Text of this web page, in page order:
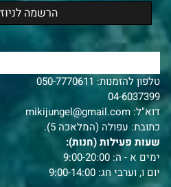
טלפון להזמנות:050-7770611
04-6037399
דוא"ל: mikijungel@gmail.com
כתובת: עפולה (המלאכה 5).
שעות פעילות (חנות):
ימים א - ה: 9:00-20:00
יום ו, וערבי חג: 9:00-14:00